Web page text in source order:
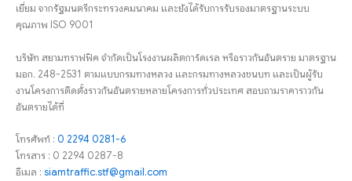
เยี่ยม จากรัฐมนตรีกระทรวงคมนาคม และยังได้รับการรับรองมาตรฐานระบบ
คุณภาพ ISO 9001
บริษัท สยามทราฟฟิค จำกัดเป็นโรงงานผลิตการ์ดเรล หรือราวกันอันตราย มาตรฐาน
มอก. 248-2531 ตามแบบกรมทางหลวง และกรมทางหลวงชนบท และเป็นผู้รับ
งานโครงการติดตั้งราวกันอันตรายหลายโครงการทั่วประเทศ สอบถามราคาราวกัน
อันตรายได้ที่
โทรศัพท์ : 0 2294 0281-6
โทรสาร : 0 2294 0287-8
อีเมล : siamtraffic.stf@gmail.com